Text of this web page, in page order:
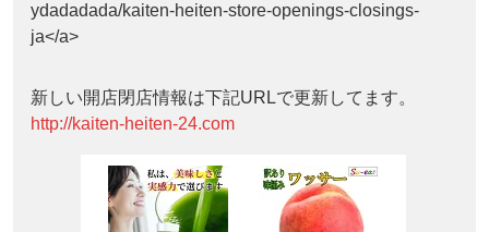
ydadadada/kaiten-heiten-store-openings-closings-
ja</a>
新しい開店閉店情報は下記URLで更新してます。
http://kaiten-heiten-24.com